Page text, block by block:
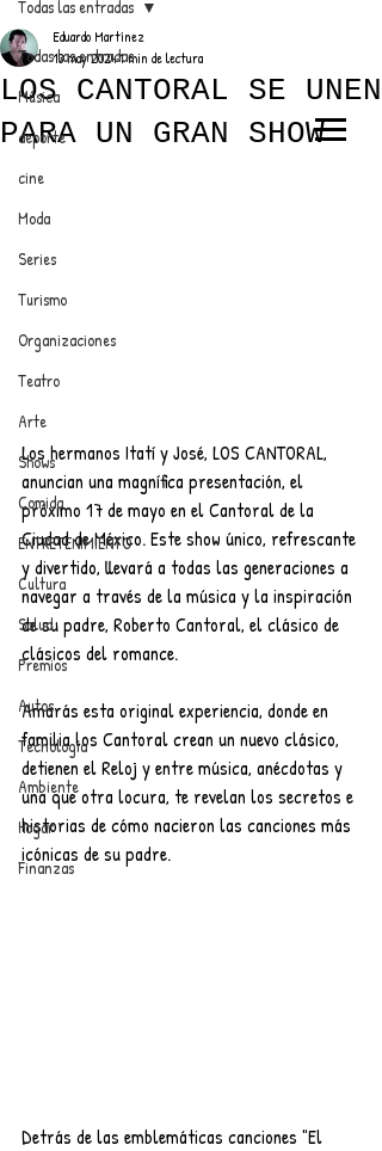
ANUNCIATE CON NOSOTROS
PARA MÁS INFORMACIÓN:
dinamicaseltrendytop@gmail.com
EL TRENDY TOP
CON EDDY MARTINEZ
Todas las entradas
Música
deporte
cine
Moda
Series
Turismo
Organizaciones
Teatro
Arte
Shows
Comida
ENTRETENIMIENTO
Cultura
Salud
Premios
Autos
Tecnología
Ambiente
Hogar
Finanzas
Todas las entradas
LOS CANTORAL SE UNEN
PARA UN GRAN SHOW
Eduardo Martínez
13 may 20241 min de lectura
Los hermanos Itatí y José, LOS CANTORAL,
anuncian una magnífica presentación, el
próximo 17 de mayo en el Cantoral de la
Ciudad de México. Este show único, refrescante
y divertido, llevará a todas las generaciones a
navegar a través de la música y la inspiración
de su padre, Roberto Cantoral, el clásico de
clásicos del romance.
Amarás esta original experiencia, donde en
familia los Cantoral crean un nuevo clásico,
detienen el Reloj y entre música, anécdotas y
una que otra locura, te revelan los secretos e
historias de cómo nacieron las canciones más
icónicas de su padre.
Detrás de las emblemáticas canciones "El